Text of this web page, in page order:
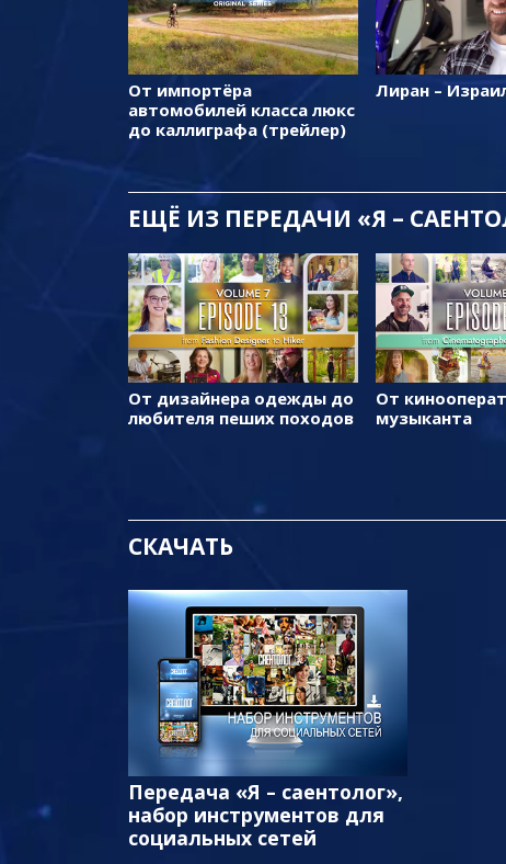
От импортёра
автомобилей класса люкс
до каллиграфа (трейлер)
Лиран –
ЕЩЁ ИЗ ПЕРЕДАЧИ «Я –
От дизайнера одежды до
любителя пеших походов
От
музыканта
СКАЧАТЬ
Передача «Я – саентолог»,
набор инструментов для
социальных сетей